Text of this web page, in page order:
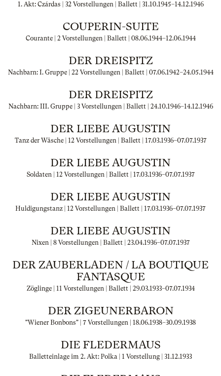
1. Akt: Czárdas | 32 Vorstellungen | Ballett | 31.10.1945–14.12.1946
COUPERIN-SUITE
Courante | 2 Vorstellungen | Ballett | 08.06.1944–12.06.1944
DER DREISPITZ
Nachbarn: I. Gruppe | 22 Vorstellungen | Ballett | 07.06.1942–24.05.1944
DER DREISPITZ
Nachbarn: III. Gruppe | 3 Vorstellungen | Ballett | 24.10.1946–14.12.1946
DER LIEBE AUGUSTIN
Tanz der Wäsche | 12 Vorstellungen | Ballett | 17.03.1936–07.07.1937
DER LIEBE AUGUSTIN
Soldaten | 12 Vorstellungen | Ballett | 17.03.1936–07.07.1937
DER LIEBE AUGUSTIN
Huldigungstanz | 12 Vorstellungen | Ballett | 17.03.1936–07.07.1937
DER LIEBE AUGUSTIN
Nixen | 8 Vorstellungen | Ballett | 23.04.1936–07.07.1937
DER ZAUBERLADEN / LA BOUTIQUE
FANTASQUE
Zöglinge | 11 Vorstellungen | Ballett | 29.03.1933–07.07.1934
DER ZIGEUNERBARON
"Wiener Bonbons" | 7 Vorstellungen | 18.06.1938–30.09.1938
DIE FLEDERMAUS
Balletteinlage im 2. Akt: Polka | 1 Vorstellung | 31.12.1933